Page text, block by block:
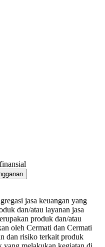
jasa keuangan yang
dan/atau layanan jasa
produk dan/atau
oleh Cermati dan Cermati
dan risiko terkait produk